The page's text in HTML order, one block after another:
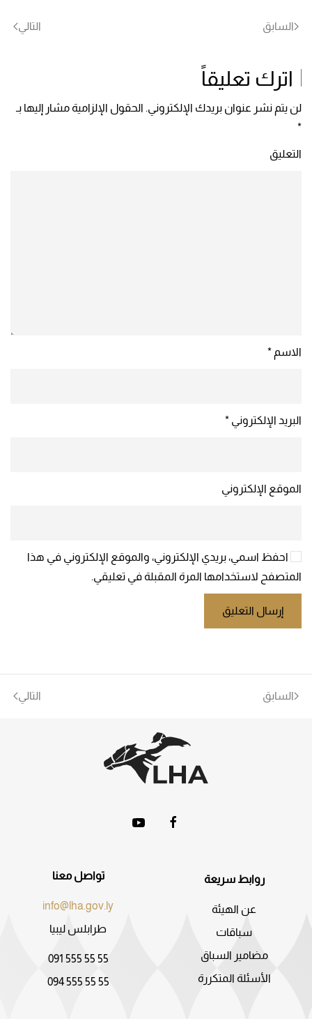
السابق التالي
اترك تعليقاً
لن يتم نشر عنوان بريدك الإلكتروني. الحقول الإلزامية مشار إليها بـ
*
التعليق
الاسم *
البريد الإلكتروني *
الموقع الإلكتروني
احفظ اسمي، بريدي الإلكتروني، والموقع الإلكتروني في هذا
المتصفح لاستخدامها المرة المقبلة في تعليقي.
إرسال التعليق
السابق التالي
روابط سريعة
عن الهيئة
سباقات
مضامير السباق
الأسئلة المتكررة
تواصل معنا
info@lha.gov.ly
طرابلس ليبيا
091 555 55 55
094 555 55 55